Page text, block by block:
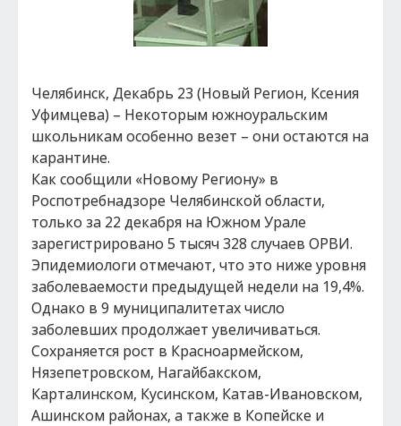
Челябинск, Декабрь 23 (Новый Регион, Ксения
Уфимцева) – Некоторым южноуральским
школьникам особенно везет – они остаются на
карантине.
Как сообщили «Новому Региону» в
Роспотребнадзоре Челябинской области,
только за 22 декабря на Южном Урале
зарегистрировано 5 тысяч 328 случаев ОРВИ.
Эпидемиологи отмечают, что это ниже уровня
заболеваемости предыдущей недели на 19,4%.
Однако в 9 муниципалитетах число
заболевших продолжает увеличиваться.
Сохраняется рост в Красноармейском,
Нязепетровском, Нагайбакском,
Карталинском, Кусинском, Катав-Ивановском,
Ашинском районах, а также в Копейске и